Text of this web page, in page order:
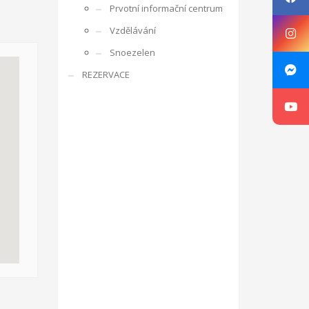
s ostatními účastníky, obdobrníky a lidmi z
je zajímá, co umí apod. V rámci projektu je
listopadu 2016 ve Zlíně v ČR, v organizaci RC
with Kamarád – Nenuda
Prvotní informační centrum
Vzdělávání
Snoezelen
REZERVACE